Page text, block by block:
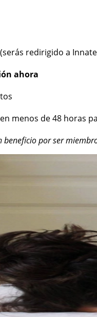
(serás redirigido a
ahora
menos de 48 horas
por ser